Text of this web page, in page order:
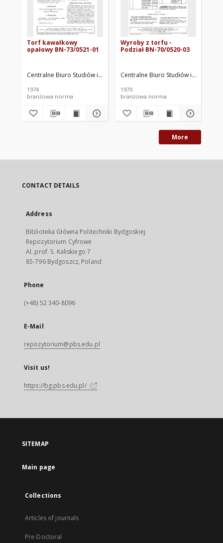
Torf kawałkowy
opałowy BN-73/0521-01
Centralne Biuro Studiów i Projektów Przemysłu Drobnego
1974
branżowa norma
Wyroby z torfu -
Podział BN-70/0520-03
Centralne Biuro Studiów i
1970
branżowa norma
More
CONTACT DETAILS
Address
Biblioteka Główna Politechniki Bydgoskiej
Repozytorium Cyfrowe
Al. prof. S. Kaliskiego 7
85-796 Bydgoszcz, Poland
Phone
(+48) 52 340-8096
E-Mail
repozytorium@pbs.edu.pl
Visit us!
https://bg.pbs.edu.pl/
SITEMAP
Main page
Collections
Articles of journals
Pre-Doctoral